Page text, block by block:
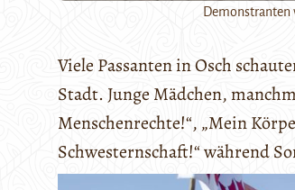
Demonstranten
Viele Passanten in Osch
Stadt. Junge Mädchen,
Menschenrechte!“, „Mein
Schwesternschaft!“ während